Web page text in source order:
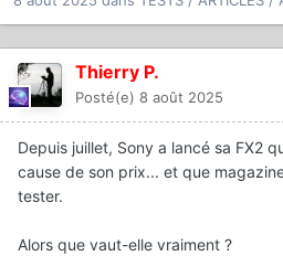
Thierry P.
Posté(e) 8 août 2025
Depuis juillet, Sony a lancé sa FX2
cause de son prix... et que
tester.
Alors que vaut-elle vraiment ?